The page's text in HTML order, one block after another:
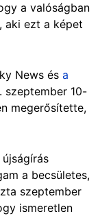
a valóságban
aki ezt a képet
News és a
szeptember 10-
megerősítette,
a becsületes,
szeptember
ismeretlen